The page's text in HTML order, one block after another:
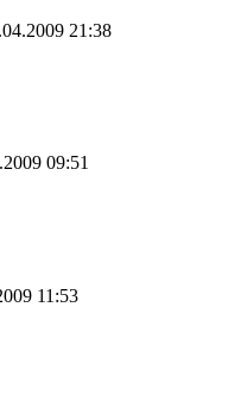
21:38
09:51
11:53